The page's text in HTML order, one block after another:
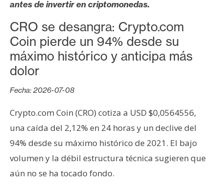
s
N
o
t
s
e
P
r
n
s
antes de invertir en criptomonedas.
CRO se desangra: Crypto.com
Coin pierde un 94% desde su
máximo histórico y anticipa más
dolor
Fecha: 2026-07-08
Crypto.com Coin (CRO) cotiza a USD $0,0564556,
una caída del 2,12% en 24 horas y un declive del
94% desde su máximo histórico de 2021. El bajo
volumen y la débil estructura técnica sugieren que
aún no se ha tocado fondo.